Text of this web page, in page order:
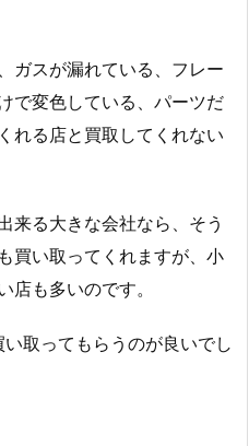
ガスが漏れている、フレー
で変色している、パーツだ
れる店と買取してくれない
来る大きな会社なら、そう
買い取ってくれますが、小
店も多いのです。
い取ってもらうのが良いでし